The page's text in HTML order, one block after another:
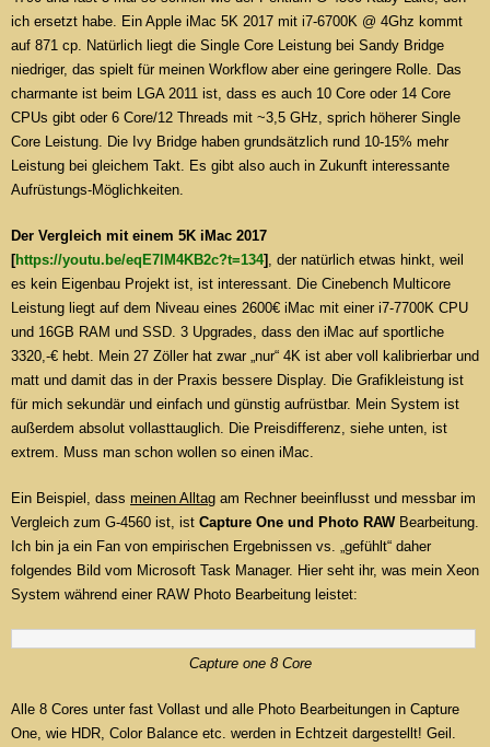
ich ersetzt habe. Ein Apple iMac 5K 2017 mit i7-6700K @ 4Ghz kommt
auf 871 cp. Natürlich liegt die Single Core Leistung bei Sandy Bridge
niedriger, das spielt für meinen Workflow aber eine geringere Rolle. Das
charmante ist beim LGA 2011 ist, dass es auch 10 Core oder 14 Core
CPUs gibt oder 6 Core/12 Threads mit ~3,5 GHz, sprich höherer Single
Core Leistung. Die Ivy Bridge haben grundsätzlich rund 10-15% mehr
Leistung bei gleichem Takt. Es gibt also auch in Zukunft interessante
Aufrüstungs-Möglichkeiten.
Der Vergleich mit einem 5K iMac 2017
[https://youtu.be/eqE7lM4KB2c?t=134] , der natürlich etwas hinkt, weil
es kein Eigenbau Projekt ist, ist interessant. Die Cinebench Multicore
Leistung liegt auf dem Niveau eines 2600€ iMac mit einer i7-7700K CPU
und 16GB RAM und SSD. 3 Upgrades, dass den iMac auf sportliche
3320,-€ hebt. Mein 27 Zöller hat zwar „nur“ 4K ist aber voll kalibrierbar und
matt und damit das in der Praxis bessere Display. Die Grafikleistung ist
für mich sekundär und einfach und günstig aufrüstbar. Mein System ist
außerdem absolut vollasttauglich. Die Preisdifferenz, siehe unten, ist
extrem. Muss man schon wollen so einen iMac.
Ein Beispiel, dass meinen Alltag am Rechner beeinflusst und messbar im
Vergleich zum G-4560 ist, ist Capture One und Photo RAWBearbeitung.
Ich bin ja ein Fan von empirischen Ergebnissen vs. „gefühlt“ daher
folgendes Bild vom Microsoft Task Manager. Hier seht ihr, was mein Xeon
System während einer RAW Photo Bearbeitung leistet:
Capture one 8 Core
Alle 8 Cores unter fast Vollast und alle Photo Bearbeitungen in Capture
One, wie HDR, Color Balance etc. werden in Echtzeit dargestellt! Geil.